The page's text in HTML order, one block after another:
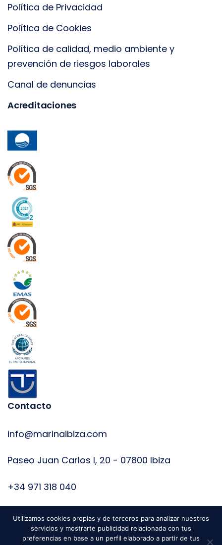
Política de Privacidad
Política de Cookies
Política de calidad, medio ambiente y
prevención de riesgos laborales
Canal de denuncias
Acreditaciones
Contacto
info@marinaibiza.com
Paseo Juan Carlos I, 20 - 07800 Ibiza
+34 971 318 040
Utilizamos cookies propias y de terceros para analizar nuestros
servicios y mostrarte publicidad relacionada con tus
preferencias en base a un perfil elaborado a partir de tus